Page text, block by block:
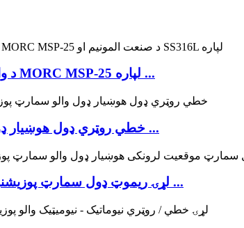
د والو پوزینر جوړونکي د MORC MSP-25 لپاره ...
MORC MSP-32 خطي روټري ډول هوښیار ډول ...
د MORC MSP-25 لړۍ ریموټ ډول سمارټ پوزیشنر ...